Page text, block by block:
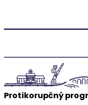
Protikorupčný